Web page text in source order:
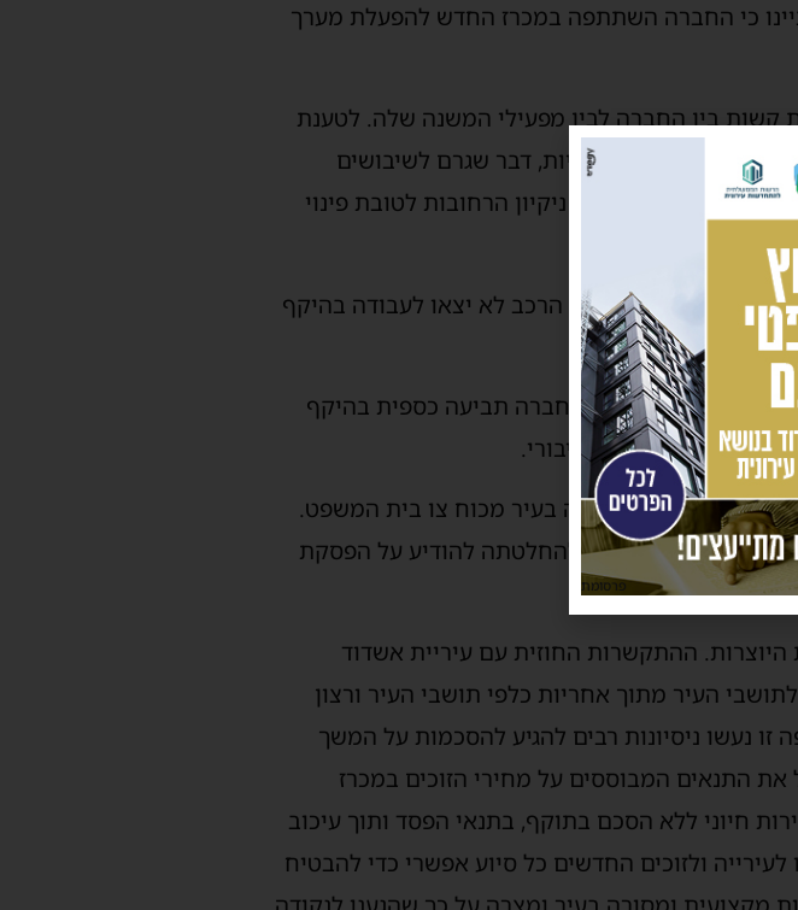
כי החברה השתתפה במכרז החדש להפעלת מערך
קשות בין החברה לבין מפעילי המשנה שלה. לטענת
את מפתחות המשאיות, דבר שגרם לשיבושים
וצוותים ממערך ניקיון הרחובות לטובת פינוי
כאשר חלק מכלי הרכב לא יצאו לעבודה בהיקף
את הזכות להגיש נגד החברה תביעה כספית בהיקף
העירייה ולשירות הציבורי.
שירותי פינוי האשפה בעיר מכוח צו בית המשפט.
הנסיבות שהובילו להחלטתה להודיע על הפסקת
ההתקשרות החוזית עם עיריית אשדוד
העיר מתוך אחריות כלפי תושבי העיר ורצון
נעשו ניסיונות רבים להגיע להסכמות על המשך
התנאים המבוססים על מחירי הזוכים במכרז
חיוני ללא הסכם בתוקף, בתנאי הפסד ותוך עיכוב
ולזוכים החדשים כל סיוע אפשרי כדי להבטיח
פרסומת